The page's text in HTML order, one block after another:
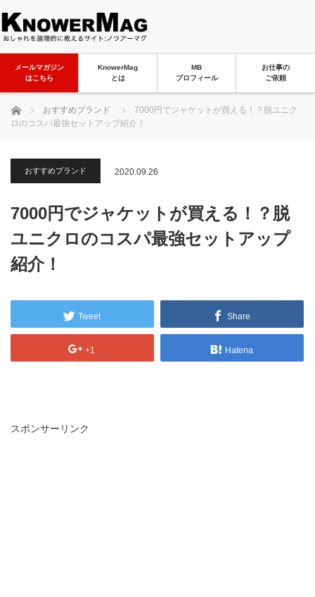
メールマガジン
はこちら
KnowerMag
とは
MB
プロフィール
お仕事の
ご依頼
ホーム おすすめブランド
7000円でジャケットが買える！？脱ユニク
ロのコスパ最強セットアップ紹介！
おすすめブランド 2020.09.26
7000円でジャケットが買える！？脱
ユニクロのコスパ最強セットアップ
紹介！
Tweet Share
+1 Hatena
スポンサーリンク